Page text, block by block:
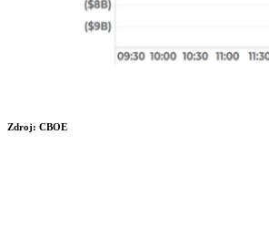
Zdroj: CBOE